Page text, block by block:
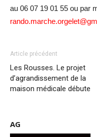
au 06 07 19 01 55 ou par
Article précédent
Les Rousses. Le projet
d’agrandissement de la
maison médicale débute
AG